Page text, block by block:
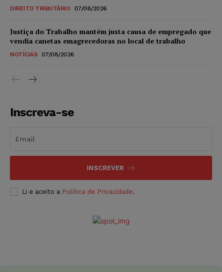
DIREITO TRIBUTÁRIO 07/08/2026
Justiça do Trabalho mantém justa causa de empregado que
vendia canetas emagrecedoras no local de trabalho
NOTÍCIAS 07/08/2026
Inscreva-se
INSCREVER
Li e aceito a Política de Privacidade.